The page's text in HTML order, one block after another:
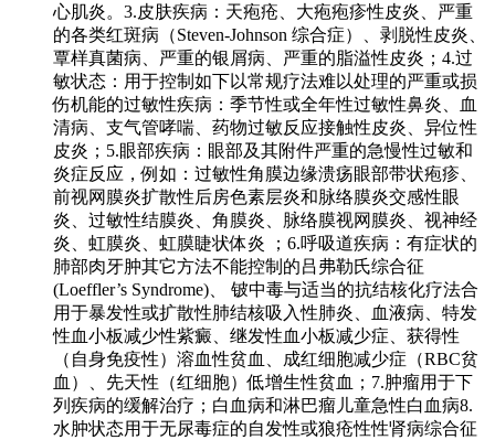
心肌炎。3.皮肤疾病：天疱疮、大疱疱疹性皮炎、严重
的各类红斑病（Steven-Johnson 综合症）、剥脱性皮炎、
覃样真菌病、严重的银屑病、严重的脂溢性皮炎；4.过
敏状态：用于控制如下以常规疗法难以处理的严重或损
伤机能的过敏性疾病：季节性或全年性过敏性鼻炎、血
清病、支气管哮喘、药物过敏反应接触性皮炎、异位性
皮炎；5.眼部疾病：眼部及其附件严重的急慢性过敏和
炎症反应，例如：过敏性角膜边缘溃疡眼部带状疱疹、
前视网膜炎扩散性后房色素层炎和脉络膜炎交感性眼
炎、过敏性结膜炎、角膜炎、脉络膜视网膜炎、视神经
炎、虹膜炎、虹膜睫状体炎 ；6.呼吸道疾病：有症状的
肺部肉牙肿其它方法不能控制的吕弗勒氏综合征
(Loeffler’s Syndrome)、 铍中毒与适当的抗结核化疗法合
用于暴发性或扩散性肺结核吸入性肺炎、血液病、特发
性血小板减少性紫癜、继发性血小板减少症、获得性
（自身免疫性）溶血性贫血、成红细胞减少症（RBC贫
血）、先天性（红细胞）低增生性贫血；7.肿瘤用于下
列疾病的缓解治疗；白血病和淋巴瘤儿童急性白血病8.
水肿状态用于无尿毒症的自发性或狼疮性性肾病综合征